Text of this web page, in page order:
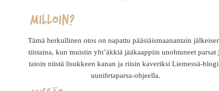
Tämä herkullinen otos on napattu pääsiäismaanantain
tiistaina, kun muistin yht’äkkiä jääkaappiin unohtuneet parsat
taioin niistä lisukkeen kanan ja riisin kaveriksi Liemessä-
uunifetaparsa-ohjeella.